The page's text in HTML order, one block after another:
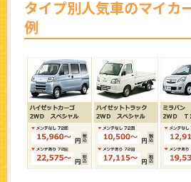
タイプ別人気車のマイカ
例